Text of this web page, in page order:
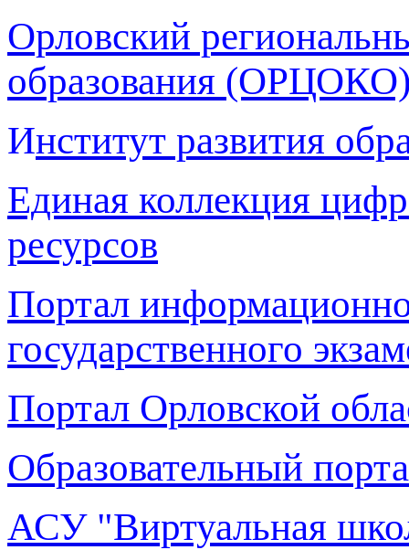
Орловский
образования
Институт развития
Единая коллекция
ресурсов
Портал
государственного
Портал Орловской
Образовательный
АСУ "Виртуальная